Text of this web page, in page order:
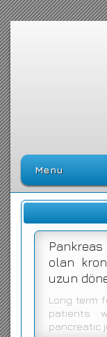
Menu
Ana Sayfa
Editörler
Dergi
Arşiv
Arama
İletişim
olan
uzun
Long term
patients
pancreatic